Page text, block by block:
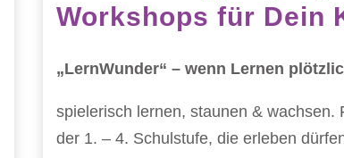
Workshops für Dein
„LernWunder“ – wenn Lernen
spielerisch lernen, staunen & wachsen.
der 1. – 4. Schulstufe, die erleben